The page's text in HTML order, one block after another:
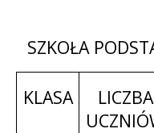
SZKOŁA
KLASA
LICZBA